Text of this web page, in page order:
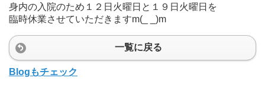
身内の入院のため１２日火曜日と１９日火曜日を
臨時休業させていただきますm(_ _)m
一覧に戻る
Blogもチェック